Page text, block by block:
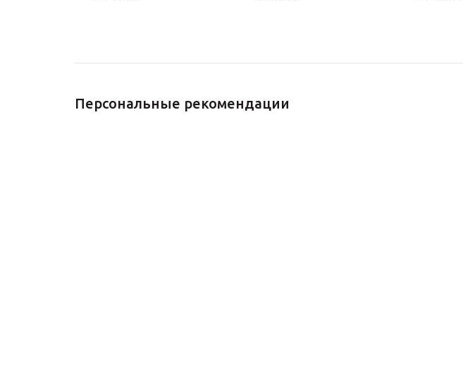
Персональные рекомендации